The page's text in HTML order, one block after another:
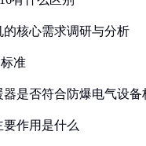
核心需求调研与分析
准
是否符合防爆电气设备
作用是什么